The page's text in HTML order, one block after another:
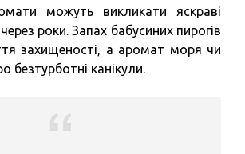
можуть викликати яскраві
через роки. Запах бабусиних пирогів
захищеності, а аромат моря чи
безтурботні канікули.